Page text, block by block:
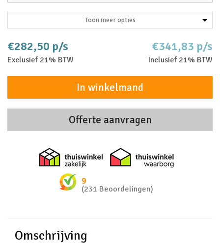
Toon meer opties
€282,50 p/s
Exclusief 21% BTW
€341,83 p/s
Inclusief 21% BTW
In winkelmand
Offerte aanvragen
Thuiswinkel zakelijk
9
(231 Beoordelingen)
Omschrijving